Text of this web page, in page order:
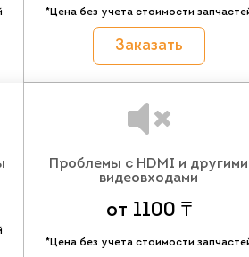
*Цена без учета стоимости
Заказать
Проблемы с HDMI и другими
видеовходами
от 1100 ₸
*Цена без учета стоимости